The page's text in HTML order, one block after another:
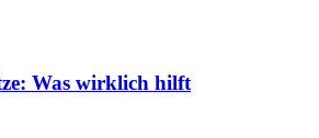
Was wirklich hilft